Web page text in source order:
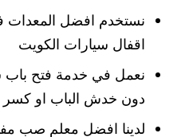
نستخدم افضل المعدات
اقفال سيارات الكويت
نعمل في خدمة فتح باب
دون خدش الباب او كسر
لدينا افضل معلم صب